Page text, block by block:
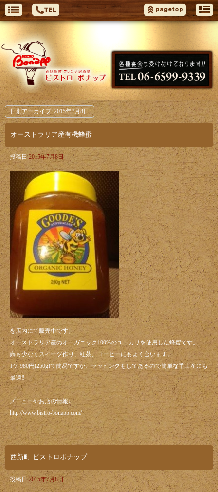
日別アーカイブ: 2015年7月8日
オーストラリア産有機蜂蜜
投稿日 2015年7月8日
を店内にて販売中です。
オーストラリア産のオーガニック100%のユーカリを使用した蜂蜜です。
癖も少なくスイーツ作り、紅茶、コーヒーにもよく合います。
1ケ 980円(250g)で簡易ですが、ラッピングもしてあるので簡単な手土産にも
最適‼️
メニューやお店の情報↓
http://www.bistro-bonapp.com/
西新町 ビストロボナップ
投稿日 2015年7月8日